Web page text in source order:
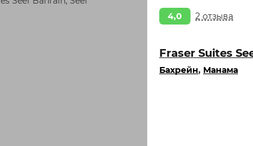
4,0 2 отзыва
Fraser Suites
Бахрейн, Манама